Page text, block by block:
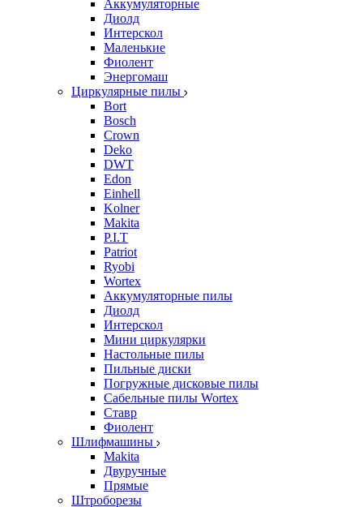
Аккумуляторные
Диолд
Интерскол
Маленькие
Фиолент
Энергомаш
Циркулярные пилы
Bort
Bosch
Crown
Deko
DWT
Edon
Einhell
Kolner
Makita
P.I.T
Patriot
Ryobi
Wortex
Аккумуляторные пилы
Диолд
Интерскол
Мини циркулярки
Настольные пилы
Пильные диски
Погружные дисковые пилы
Сабельные пилы Wortex
Ставр
Фиолент
Шлифмашины
Makita
Двуручные
Прямые
Штроборезы